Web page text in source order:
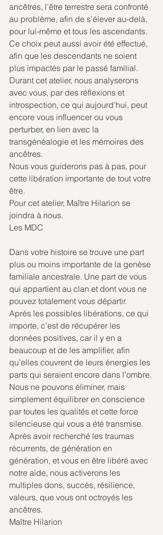
ancêtres, l’être terrestre sera confronté
au problème, afin de s’élever au-delà,
pour lui-même et tous les ascendants.
Ce choix peut aussi avoir été effectué,
afin que les descendants ne soient
plus impactés par le passé familial.
Durant cet atelier, nous analyserons
avec vous, par des réflexions et
introspection, ce qui aujourd’hui, peut
encore vous influencer ou vous
perturber, en lien avec la
transgénéalogie et les mémoires des
ancêtres.
Nous vous guiderons pas à pas, pour
cette libération importante de tout votre
être.
Pour cet atelier, Maître Hilarion se
joindra à nous.
Les MDC
Dans votre histoire se trouve une part
plus ou moins importante de la genèse
familiale ancestrale. Une part de vous
qui appartient au clan et dont vous ne
pouvez totalement vous départir.
Après les possibles libérations, ce qui
importe, c’est de récupérer les
données positives, car il y en a
beaucoup et de les amplifier, afin
qu’elles couvrent de leurs énergies les
parts qui seraient encore dans l’ombre.
Nous ne pouvons éliminer, mais
simplement équilibrer en conscience
par toutes les qualités et cette force
silencieuse qui vous a été transmise.
Après avoir recherché les traumas
récurrents, de génération en
génération, et vous en être libéré avec
notre aide, nous activerons les
multiples dons, succès, résilience,
valeurs, que vous ont octroyés les
ancêtres.
Maître Hilarion